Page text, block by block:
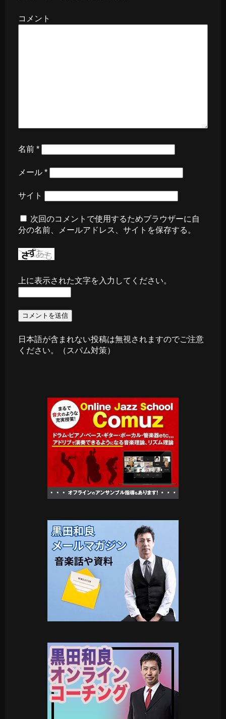
コメント
名前 *
メール *
サイト
次回のコメントで使用するためブラウザーに自
分の名前、メールアドレス、サイトを保存する。
上に表示された文字を入力してください。
日本語が含まれない投稿は無視されますのでご注意
ください。（スパム対策）